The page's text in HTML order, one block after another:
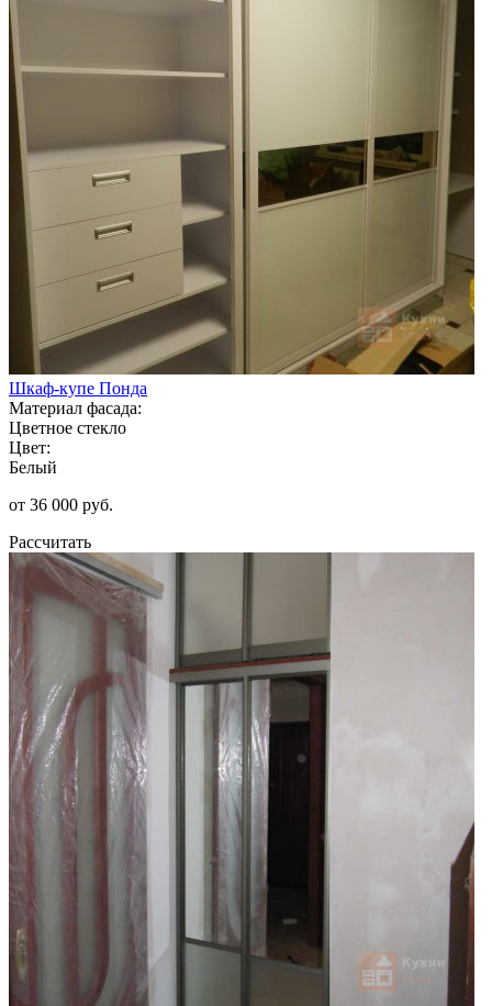
Шкаф-купе Понда
Материал фасада:
Цветное стекло
Цвет:
Белый
от 36 000 руб.
Рассчитать